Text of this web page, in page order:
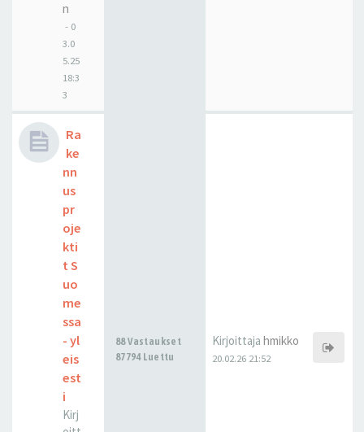
n
- 0
3.0
5.25
18:3
3
Ra
ke
nn
us
pr
oje
kti
t S
uo
me
ssa
- yl
eis
est
i
Kirj
88 Vastaukset
87794 Luettu
Kirjoittaja hmikko
20.02.26 21:52